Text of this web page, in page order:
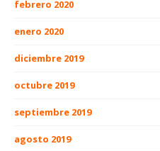
febrero 2020
enero 2020
diciembre 2019
octubre 2019
septiembre 2019
agosto 2019